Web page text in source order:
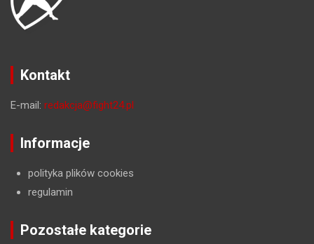
Kontakt
E-mail: redakcja@fight24.pl
Informacje
polityka plików cookies
regulamin
Pozostałe kategorie